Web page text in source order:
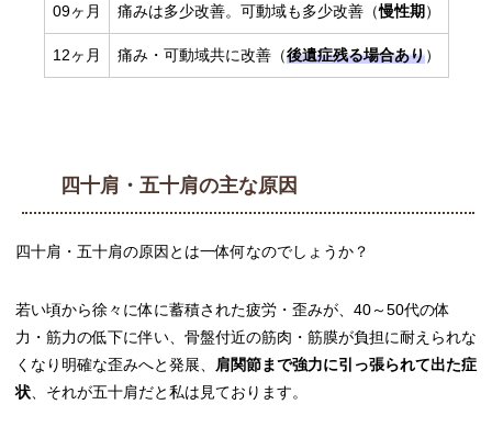
09ヶ月 痛みは多少改善。可動域も多少改善（慢性期 ）
12ヶ月 痛み・可動域共に改善（後遺症残る場合あり）
四十肩・五十肩の主な原因
四十肩・五十肩の原因とは一体何なのでしょうか？
若い頃から徐々に体に蓄積された疲労・歪みが、40～50代の体
力・筋力の低下に伴い、骨盤付近の筋肉・筋膜が負担に耐えられな
くなり明確な歪みへと発展、 肩関節まで強力に引っ張られて出た症
状、それが五十肩だと私は見ております。